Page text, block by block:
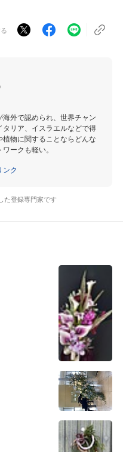
外で認められ、世界チャン
リア、イスラエルなどで得
物に関することならどんな
ークも軽い。
ンク
た登録専門家です